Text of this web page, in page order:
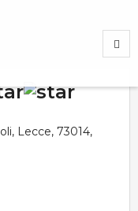
, Lecce, 73014,